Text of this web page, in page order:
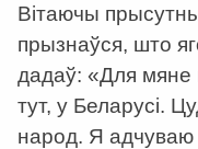
Вітаючы
прызнаўся, што
дадаў: «Для мяне
тут, у Беларусі.
народ. Я адчуваю